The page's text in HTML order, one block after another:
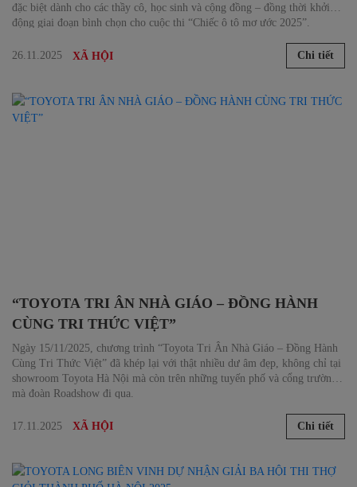
đặc biệt dành cho các thầy cô, học sinh và cộng đồng – đồng thời khởi
động giai đoạn bình chọn cho cuộc thi “Chiếc ô tô mơ ước 2025”.
26.11.2025 XÃ HỘI Chi tiết
“TOYOTA TRI ÂN NHÀ GIÁO – ĐỒNG HÀNH
CÙNG TRI THỨC VIỆT”
Ngày 15/11/2025, chương trình “Toyota Tri Ân Nhà Giáo – Đồng Hành
Cùng Tri Thức Việt” đã khép lại với thật nhiều dư âm đẹp, không chỉ tại
showroom Toyota Hà Nội mà còn trên những tuyến phố và cổng trường
mà đoàn Roadshow đi qua.
đến cảm xúc, lan tỏa giá trị và tôn vinh những người gieo mầm tri thức
17.11.2025 XÃ HỘI Chi tiết